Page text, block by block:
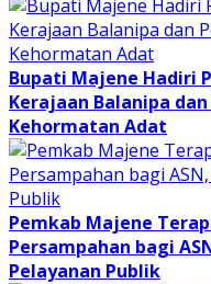
Bupati Majene Hadiri
Kerajaan Balanipa
Kehormatan Adat
Pemkab Majene
Persampahan bagi
Pelayanan Publik